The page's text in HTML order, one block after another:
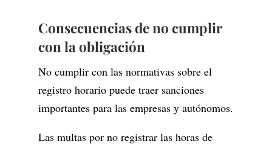
Consecuencias de no cumplir
con la obligación
No cumplir con las normativas sobre el
registro horario puede traer sanciones
importantes para las empresas y autónomos.
Las multas por no registrar las horas de